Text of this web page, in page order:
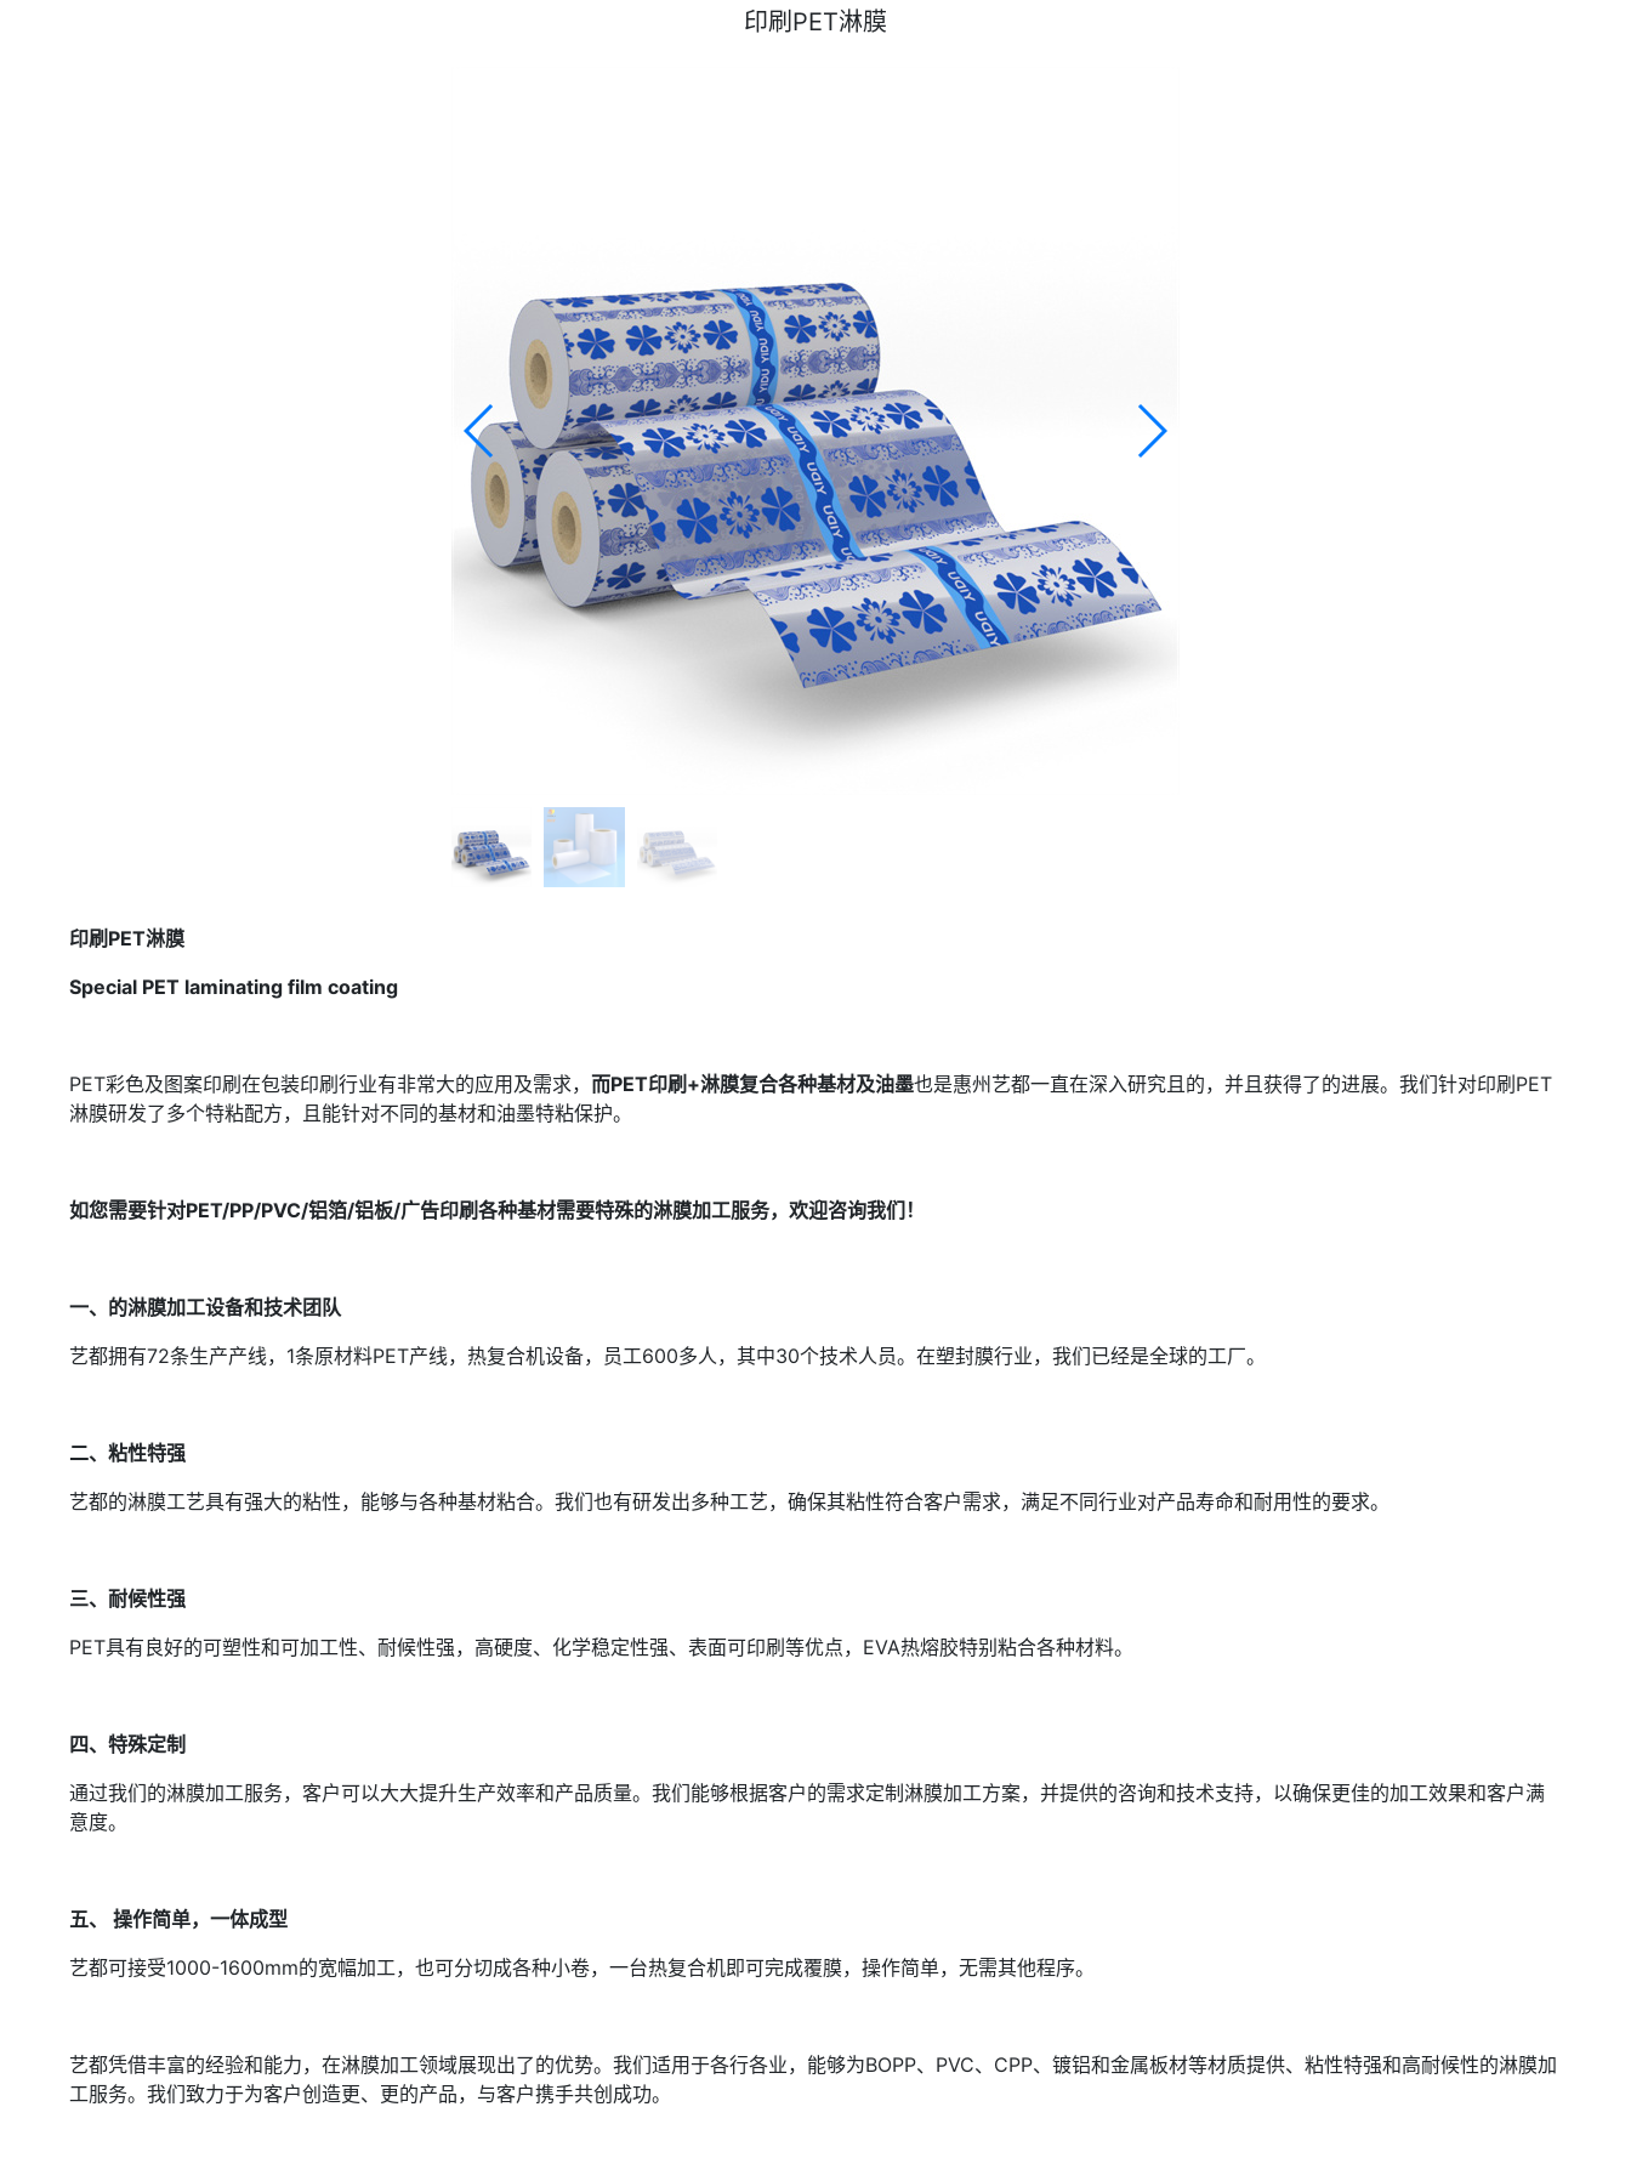
印刷PET淋膜
印刷 PET淋膜
Special PET laminating film coating
PET彩色及图案印刷在包装印刷行业有非常大的应用及需求， 而PET印刷 +淋膜复合各种基材及油墨也是惠州艺都一直在深入研究且的，并且获得了的进展。我们针对印刷 PET
淋膜研发了多个特粘配方，且能针对不同的基材和油墨特粘保护。
如您需要针对PET/PP/PVC/铝箔/铝板/广告印刷各种基材需要特殊的淋膜加工服务，欢迎咨询我们！
一、的淋膜加工设备和技术团队
艺都拥有72条生产产线， 1条原材料PET产线，热复合机设备，员工600多人，其中30个技术人员。在塑封膜行业，我们已经是全球的工厂。
二、粘性特强
艺都的淋膜工艺具有强大的粘性，能够与各种基材粘合。我们也有研发出多种工艺，确保其粘性符合客户需求，满足不同行业对产品寿命和耐用性的要求。
三、耐候性强
PET具有良好的可塑性和可加工性、耐候性强，高硬度、化学稳定性强、表面可印刷等优点，EVA热熔胶特别粘合各种材料。
四、特殊定制
通过我们的淋膜加工服务，客户可以大大提升生产效率和产品质量。我们能够根据客户的需求定制淋膜加工方案，并提供的咨询和技术支持，以确保更佳的加工效果和客户满
意度。
五、
操作简单，一体成型
艺都可接受1000-1600mm的宽幅加工，也可分切成各种小卷，一台热复合机即可完成覆膜，操作简单，无需其他程序。
艺都凭借丰富的经验和能力，在淋膜加工领域展现出了的优势。我们适用于各行各业，能够为BOPP、 PVC、 CPP、镀铝和金属板材等材质提供、粘性特强和高耐候性的淋膜加
工服务。我们致力于为客户创造更、更的产品，与客户携手共创成功。